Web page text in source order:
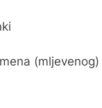
(mljevenog)